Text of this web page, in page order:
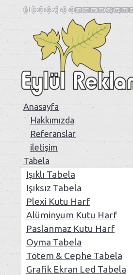
Tel: 0216 622 66 60Eposta:
Eylül Reklam
Sancaktepe Çekmeköy Tabela
Anasayfa
Hakkımızda
Referanslar
iletişim
Tabela
Işıklı Tabela
Işıksız Tabela
Plexi Kutu Harf
Alüminyum Kutu Harf
Paslanmaz Kutu Harf
Oyma Tabela
Totem & Cephe Tabela
Grafik Ekran Led Tabela